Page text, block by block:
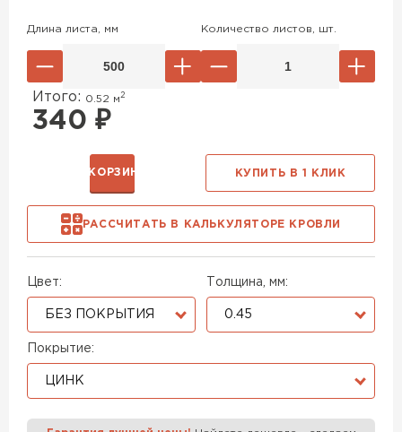
Цвет:
БЕЗ ПОКРЫТИЯ
Толщина, мм:
0.45
Покрытие:
ЦИНК
Длина листа, мм Количество листов, шт.
Итого: 0.52 м 2
340 ₽
РАССЧИТАТЬ В КАЛЬКУЛЯТОРЕ КРОВЛИ
В КОРЗИНУ КУПИТЬ В 1 КЛИК